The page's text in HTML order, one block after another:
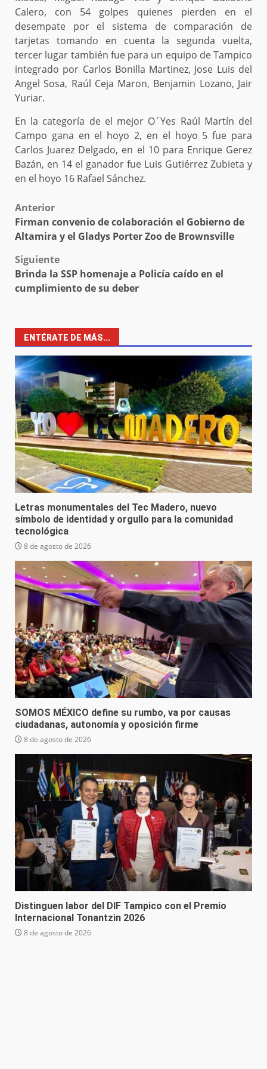
Calero, con 54 golpes quienes pierden en el
desempate por el sistema de comparación de
tarjetas tomando en cuenta la segunda vuelta,
tercer lugar también fue para un equipo de Tampico
integrado por Carlos Bonilla Martinez, Jose Luis del
Angel Sosa, Raúl Ceja Maron, Benjamin Lozano, Jair
Yuriar.
En la categoría de el mejor O´Yes Raúl Martín del
Campo gana en el hoyo 2, en el hoyo 5 fue para
Carlos Juarez Delgado, en el 10 para Enrique Gerez
Bazán, en 14 el ganador fue Luis Gutiérrez Zubieta y
en el hoyo 16 Rafael Sánchez.
Post
navigation
Anterior
Firman convenio de colaboración el Gobierno de
Altamira y el Gladys Porter Zoo de Brownsville
Siguiente
Brinda la SSP homenaje a Policía caído en el
cumplimiento de su deber
ENTÉRATE DE MÁS...
Letras monumentales del Tec Madero, nuevo
símbolo de identidad y orgullo para la comunidad
tecnológica
8 de agosto de 2026
SOMOS MÉXICO define su rumbo, va por causas
ciudadanas, autonomía y oposición firme
8 de agosto de 2026
Distinguen labor del DIF Tampico con el Premio
Internacional Tonantzin 2026
8 de agosto de 2026